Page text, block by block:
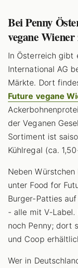
Bei Penny
vegane
In Österreich gibt
International AG
Märkte. Dort
Future vegane
der Veganen
Sortiment ist
Kühlregal (ca.
Neben
unter Food for
Burger-Patties
- alle mit V-Label.
noch Penny; dort
und Coop
Wer in